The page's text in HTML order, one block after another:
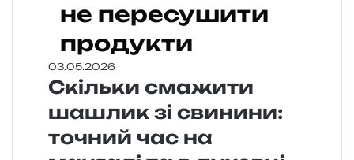
не пересушити
продукти
03.05.2026
Скільки смажити
шашлик зі свинини:
точний час на